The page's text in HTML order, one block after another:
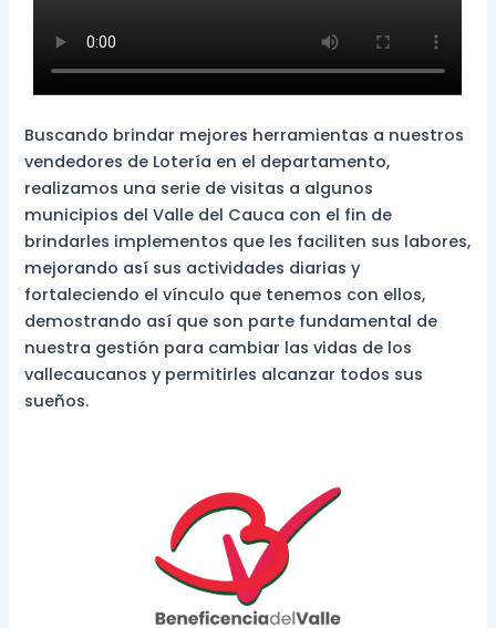
Buscando brindar mejores herramientas a nuestros
vendedores de Lotería en el departamento,
realizamos una serie de visitas a algunos
municipios del Valle del Cauca con el fin de
brindarles implementos que les faciliten sus labores,
mejorando así sus actividades diarias y
fortaleciendo el vínculo que tenemos con ellos,
demostrando así que son parte fundamental de
nuestra gestión para cambiar las vidas de los
vallecaucanos y permitirles alcanzar todos sus
sueños.